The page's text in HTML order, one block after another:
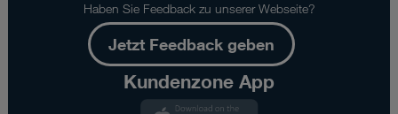
Haben Sie Feedback zu unserer Webseite?
Jetzt Feedback geben
Kundenzone App